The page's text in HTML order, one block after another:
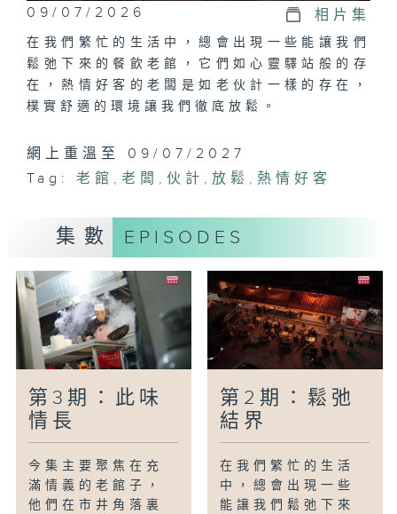
09/07/2026 相片集
在我們繁忙的生活中，總會出現一些能讓我們
鬆弛下來的餐飲老館，它們如心靈驛站般的存
在，熱情好客的老闆是如老伙計一樣的存在，
樸實舒適的環境讓我們徹底放鬆。
網上重溫至 09/07/2027
Tag:
老館 ,老闆 ,伙計 ,放鬆 , 熱情好客
集數 EPISODES
第3期：此味
情長
今集主要聚焦在充
滿情義的老館子，
他們在市井角落裏
第2期：鬆弛
結界
在我們繁忙的生活
中，總會出現一些
能讓我們鬆弛下來